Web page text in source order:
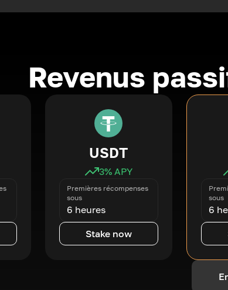
Revenus
USDT
3% APY
Premières récompenses
sous
6 heures
Stake now
sous
6